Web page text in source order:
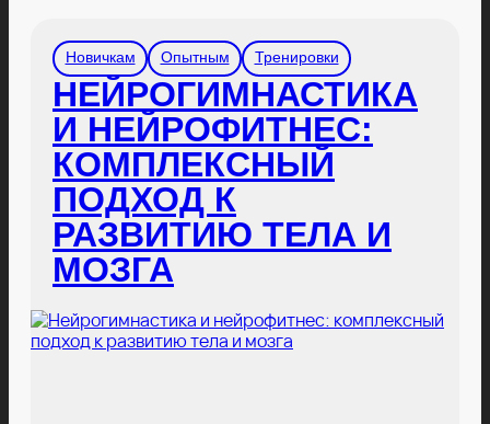
Новичкам Опытным Тренировки
НЕЙРОГИМНАСТИКА
И НЕЙРОФИТНЕС:
КОМПЛЕКСНЫЙ
ПОДХОД К
РАЗВИТИЮ ТЕЛА И
МОЗГА